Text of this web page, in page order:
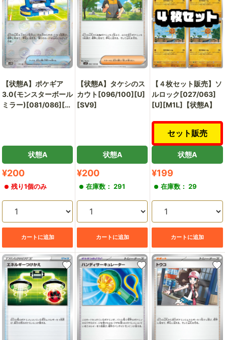
【状態A】ポケギア
3.0(モンスターボール
ミラー)[081/086][U]
状態A
販
価
格
¥200
残り1個のみ
カートに追加
【状態A】タケシのス
カウト[096/100][U]
[SV9]
状態A
販
価
格
¥200
在庫数： 291
カートに追加
【４枚セット販売】ソ
ルロック[027/063]
[U][M1L]【状態A】
セット販売
状態A
販
価
格
¥199
在庫数： 29
カートに追加